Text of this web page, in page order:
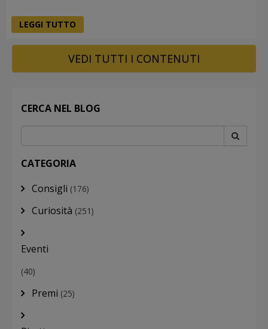
LEGGI TUTTO
VEDI TUTTI I CONTENUTI
CERCA NEL BLOG
CATEGORIA
Consigli (176)
Curiosità (251)
Eventi
(40)
Premi (25)